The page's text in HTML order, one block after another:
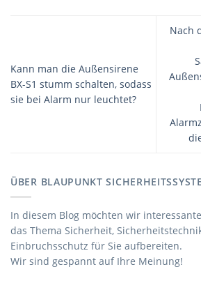
Kann man die Außensirene
BX-S1 stumm schalten, sodass
sie bei Alarm nur leuchtet?
Nach
ÜBER BLAUPUNKT
In diesem Blog möchten wir
das Thema Sicherheit,
Einbruchsschutz für Sie aufbereiten.
Wir sind gespannt auf Ihre Meinung!